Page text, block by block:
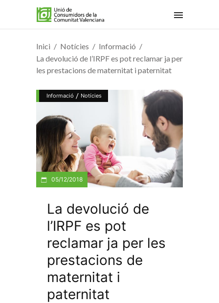
Inici Notícies
Informació
La devolució de l’IRPF es pot reclamar ja per
les prestacions de maternitat i paternitat
Informació / Notícies
05/12/2018
La devolució de
l’IRPF es pot
reclamar ja per les
prestacions de
maternitat i
paternitat